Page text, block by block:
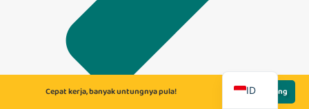
Cepat kerja, banyak untungnya pula! Lamar Sekarang
ID